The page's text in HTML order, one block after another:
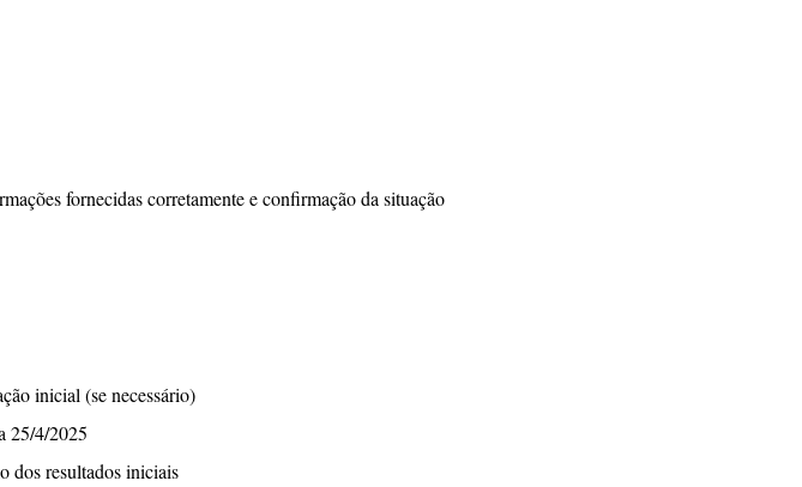
fornecidas corretamente e confirmação da situação
inicial (se necessário)
25/4/2025
dos resultados iniciais